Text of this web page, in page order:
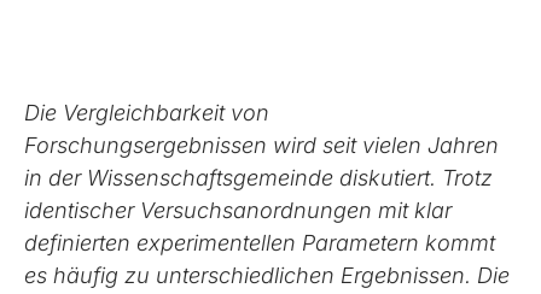
Die Vergleichbarkeit von
Forschungsergebnissen wird seit vielen Jahren
in der Wissenschaftsgemeinde diskutiert. Trotz
identischer Versuchsanordnungen mit klar
definierten experimentellen Parametern kommt
es häufig zu unterschiedlichen Ergebnissen. Die